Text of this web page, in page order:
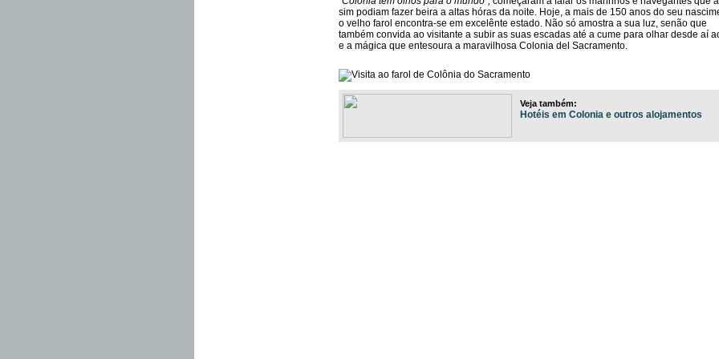
sim podiam fazer beira a altas hóras da noite. Hoje, a mais de 150 anos do seu
o velho farol encontra-se em excelênte estado. Não só amostra a sua luz, senão que
também convida ao visitante a subir as suas escadas até a cume para olhar desde aí
e a mágica que entesoura a maravilhosa Colonia del Sacramento.
Veja também:
Hotéis em Colonia e outros alojamentos